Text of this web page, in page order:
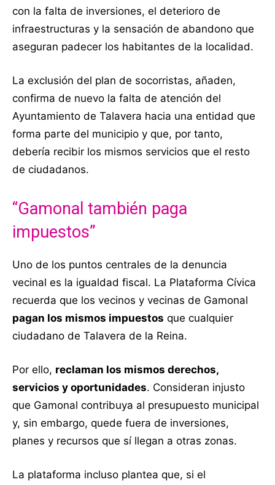
con la falta de inversiones, el deterioro de
infraestructuras y la sensación de abandono que
aseguran padecer los habitantes de la localidad.
La exclusión del plan de socorristas, añaden,
confirma de nuevo la falta de atención del
Ayuntamiento de Talavera hacia una entidad que
forma parte del municipio y que, por tanto,
debería recibir los mismos servicios que el resto
de ciudadanos.
“Gamonal también paga
impuestos”
Uno de los puntos centrales de la denuncia
vecinal es la igualdad fiscal. La Plataforma Cívica
recuerda que los vecinos y vecinas de Gamonal
pagan los mismos impuestos que cualquier
ciudadano de Talavera de la Reina.
Por ello, reclaman los mismos derechos,
servicios y oportunidades. Consideran injusto
que Gamonal contribuya al presupuesto municipal
y, sin embargo, quede fuera de inversiones,
planes y recursos que sí llegan a otras zonas.
La plataforma incluso plantea que, si el